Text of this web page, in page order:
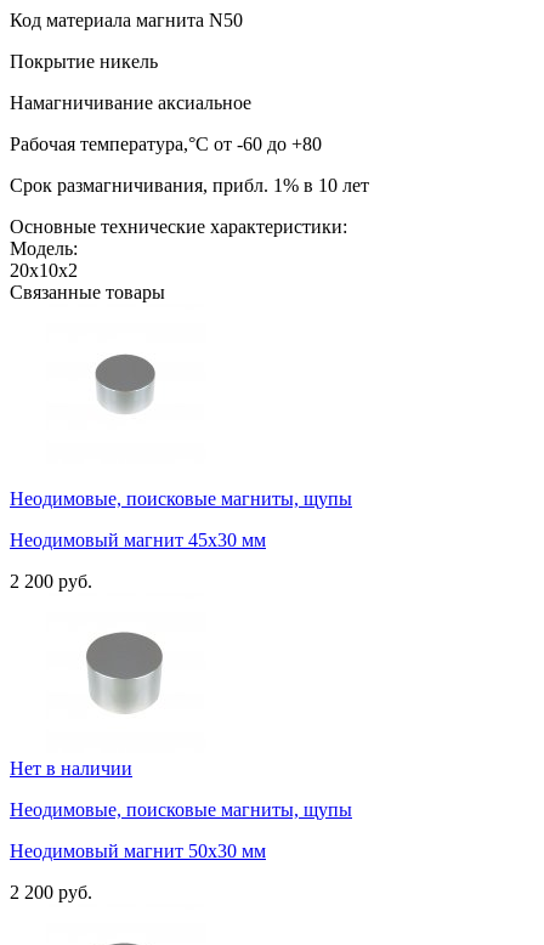
Код материала магнита N50
Покрытие никель
Намагничивание аксиальное
Рабочая температура,°C от -60 до +80
Срок размагничивания, прибл. 1% в 10 лет
Основные технические характеристики:
Модель:
20х10х2
Связанные товары
Неодимовые, поисковые магниты, щупы
Неодимовый магнит 45х30 мм
2 200 руб.
Нет в наличии
Неодимовые, поисковые магниты, щупы
Неодимовый магнит 50х30 мм
2 200 руб.